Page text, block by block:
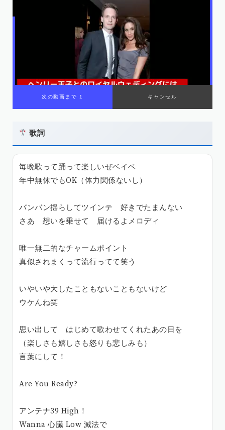
歌詞
毎晩歌って踊って楽しいぜベイベ
年中無休でもOK（体力関係ないし）
バンバン揺らしてツインテ 好きでたまんない
さあ 想いを乗せて 届けるよメロディ
唯一無二的なチャームポイント
真似されまくって流行ってて笑う
いやいや大したこともないこともないけど
ウケんね笑
思い出して はじめて歌わせてくれたあの日を
（楽しさも嬉しさも怒りも悲しみも）
言葉にして！
Are You Ready?
アンテナ39 High！
Wanna 心臓 Low 滅法で